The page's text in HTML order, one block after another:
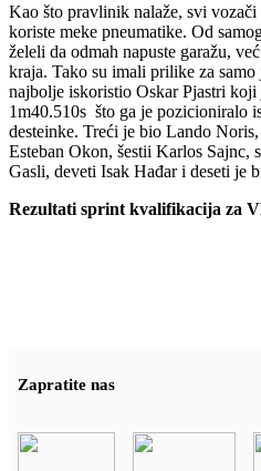
Kao što pravlinik nalaže, svi vozači
koriste meke pneumatike. Od
želeli da odmah napuste garažu,
kraja. Tako su imali prilike za
najbolje iskoristio Oskar Pjastri koji
1m40.510s što ga je pozicioniralo
desteinke. Treći je bio Lando
Esteban Okon, šestii Karlos Sajnc,
Gasli, deveti Isak Hađar i deseti je
Rezultati sprint kvalifikacija za
Zapratite nas